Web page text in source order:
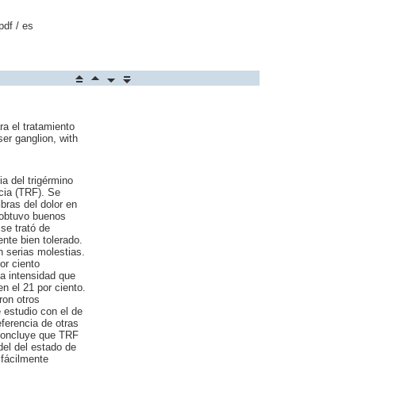
/ es
el tratamiento
ganglion, with
del trigérmino
(TRF). Se
del dolor en
buenos
trató de
bien tolerado.
serias molestias.
ciento
intensidad que
el 21 por ciento.
otros
estudio con el de
de otras
que TRF
del estado de